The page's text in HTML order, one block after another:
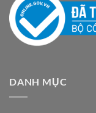
DANH MỤC